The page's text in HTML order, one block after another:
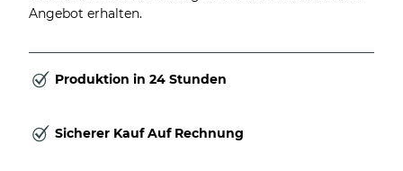
Angebot erhalten.
Produktion in 24 Stunden
Sicherer Kauf Auf Rechnung